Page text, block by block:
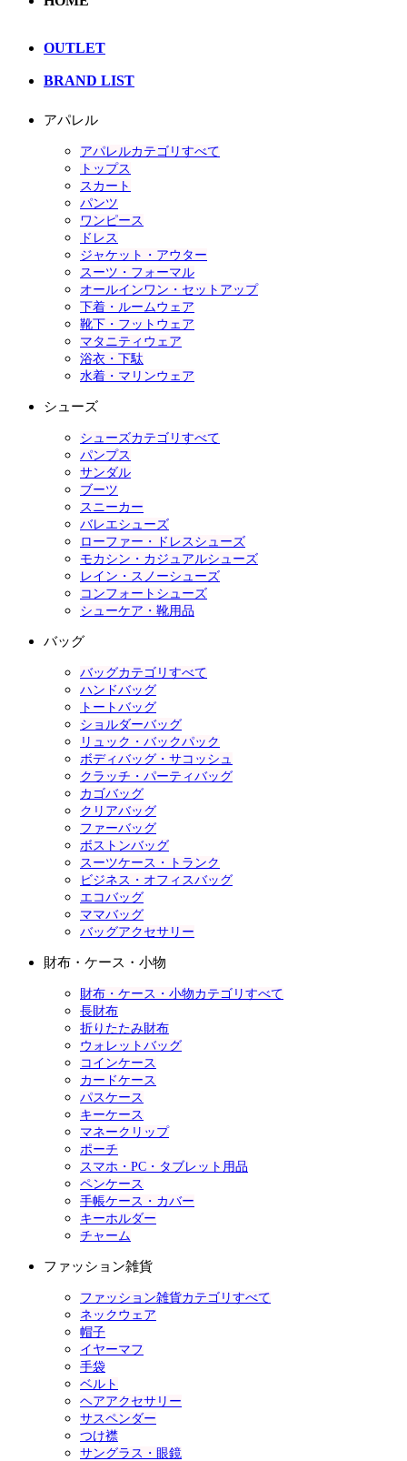
OUTLET
BRAND LIST
アパレル
アパレルカテゴリすべて
トップス
スカート
パンツ
ワンピース
ドレス
ジャケット・アウター
スーツ・フォーマル
オールインワン・セットアップ
下着・ルームウェア
靴下・フットウェア
マタニティウェア
浴衣・下駄
水着・マリンウェア
シューズ
シューズカテゴリすべて
パンプス
サンダル
ブーツ
スニーカー
バレエシューズ
ローファー・ドレスシューズ
モカシン・カジュアルシューズ
レイン・スノーシューズ
コンフォートシューズ
シューケア・靴用品
バッグ
バッグカテゴリすべて
ハンドバッグ
トートバッグ
ショルダーバッグ
リュック・バックパック
ボディバッグ・サコッシュ
クラッチ・パーティバッグ
カゴバッグ
クリアバッグ
ファーバッグ
ボストンバッグ
スーツケース・トランク
ビジネス・オフィスバッグ
エコバッグ
ママバッグ
バッグアクセサリー
財布・ケース・小物
財布・ケース・小物カテゴリすべて
長財布
折りたたみ財布
ウォレットバッグ
コインケース
カードケース
パスケース
キーケース
マネークリップ
ポーチ
スマホ・PC・タブレット用品
ペンケース
手帳ケース・カバー
キーホルダー
チャーム
ファッション雑貨
ファッション雑貨カテゴリすべて
ネックウェア
帽子
イヤーマフ
手袋
ベルト
ヘアアクセサリー
サスペンダー
つけ襟
サングラス・眼鏡